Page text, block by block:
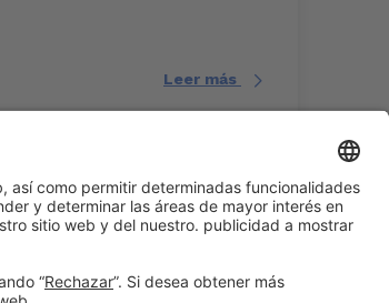
Leer más
#EXPOQUIMIA2026
en las redes sociales